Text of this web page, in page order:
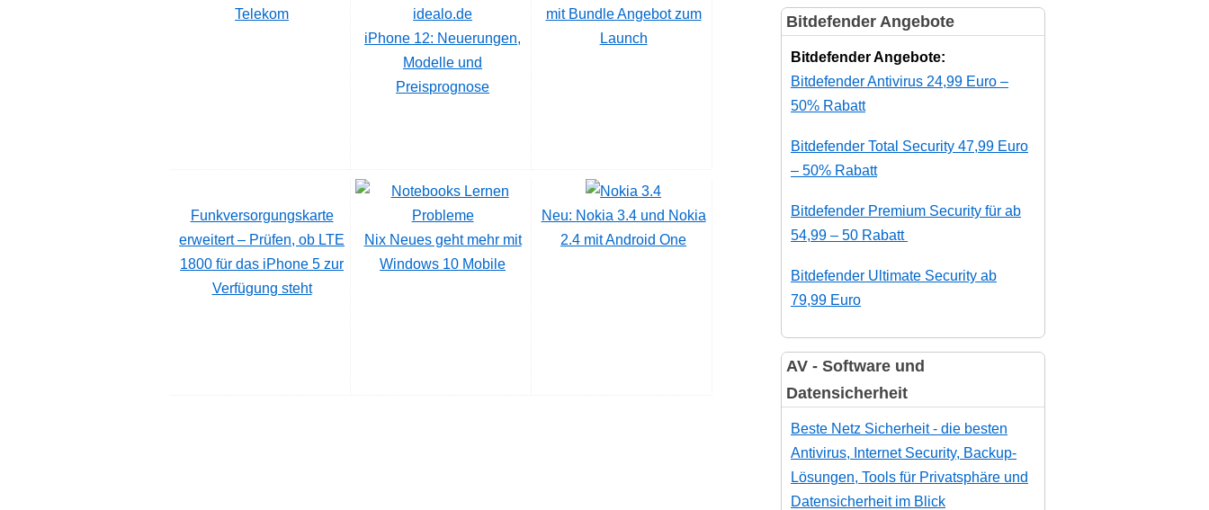
Telekom
iPhone 12: Neuerungen,
Modelle und
Preisprognose
mit Bundle Angebot zum
Launch
Funkversorgungskarte
erweitert – Prüfen, ob LTE
1800 für das iPhone 5 zur
Verfügung steht
Nix Neues geht mehr mit
Windows 10 Mobile
Neu: Nokia 3.4 und Nokia
2.4 mit Android One
Bitdefender Angebote
Bitdefender Angebote:
Bitdefender Antivirus 24,99 Euro –
50% Rabatt
Bitdefender Total Security 47,99 Euro
– 50% Rabatt
Bitdefender Premium Security für ab
54,99 – 50 Rabatt
Bitdefender Ultimate Security ab
79,99 Euro
AV - Software und
Datensicherheit
Beste Netz Sicherheit - die besten
Antivirus, Internet Security, Backup-
Lösungen, Tools für Privatsphäre und
Datensicherheit im Blick